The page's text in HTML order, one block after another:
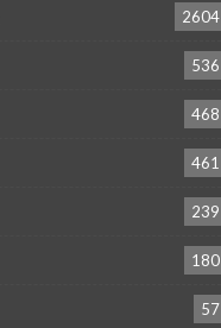
2604
536
468
461
239
180
57